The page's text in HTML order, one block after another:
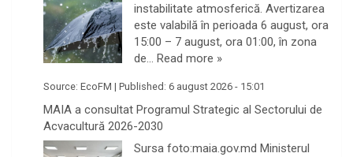
instabilitate atmosferică. Avertizarea
este valabilă în perioada 6 august, ora
15:00 – 7 august, ora 01:00, în zona
de… Read more »
Source: EcoFM | Published: 6 august 2026 - 15:01
MAIA a consultat Programul Strategic al Sectorului de
Acvacultură 2026-2030
Sursa foto:maia.gov.md Ministerul